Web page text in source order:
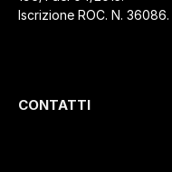
Iscrizione ROC. N. 36086.
CONTATTI